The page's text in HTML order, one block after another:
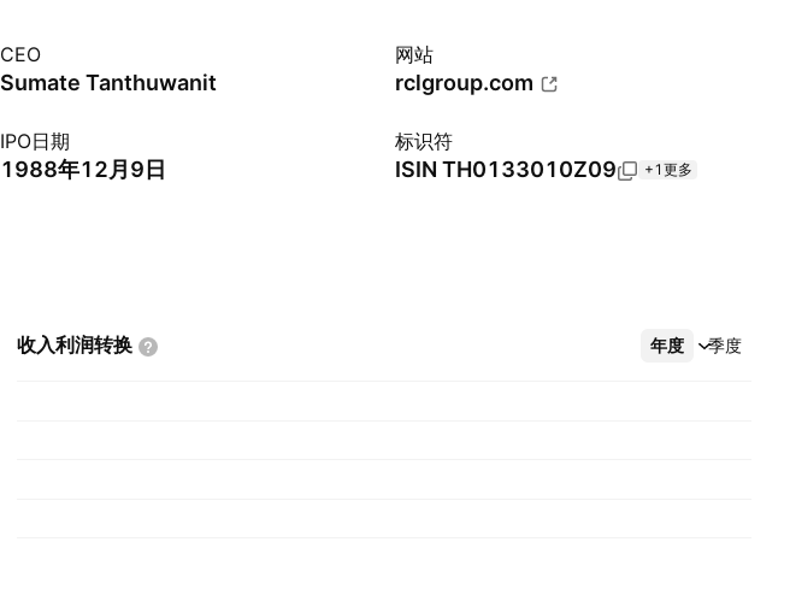
CEO
Sumate Tanthuwanit
网站
rclgroup.com
IPO日期
1988年12月9日
标识符
ISIN TH0133010Z09 +1更多
收入利润转换 年度 季度
更多